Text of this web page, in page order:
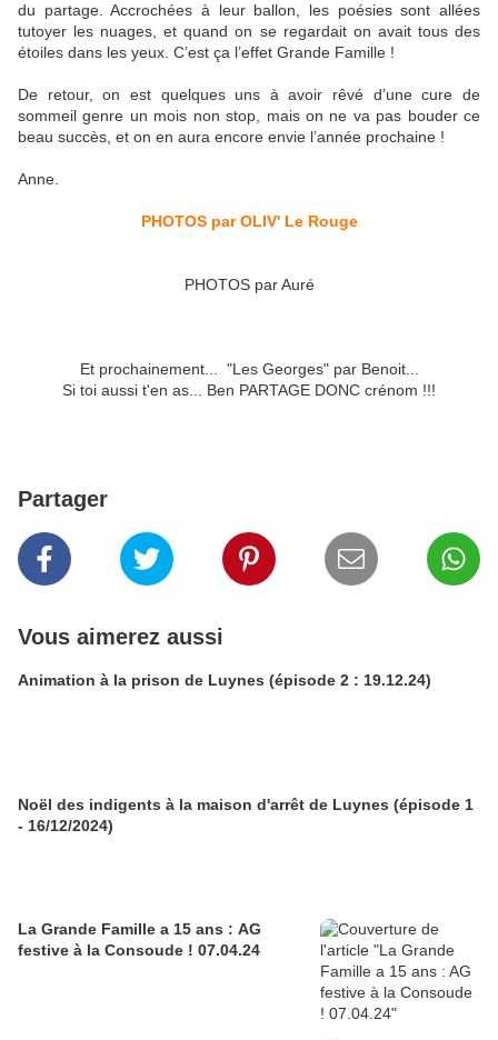
du partage. Accrochées à leur ballon, les poésies sont allées
tutoyer les nuages, et quand on se regardait on avait tous des
étoiles dans les yeux. C’est ça l’effet Grande Famille !
De retour, on est quelques uns à avoir rêvé d’une cure de
sommeil genre un mois non stop, mais on ne va pas bouder ce
beau succès, et on en aura encore envie l’année prochaine !
Anne.
PHOTOS par OLIV' Le Rouge
PHOTOS par Auré
Et prochainement... "Les Georges" par Benoit...
Si toi aussi t'en as... Ben PARTAGE DONC crénom !!!
Partager
Vous aimerez aussi
Animation à la prison de Luynes (épisode 2 : 19.12.24)
Noël des indigents à la maison d'arrêt de Luynes (épisode 1
- 16/12/2024)
La Grande Famille a 15 ans : AG
festive à la Consoude ! 07.04.24